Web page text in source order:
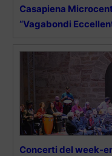
Casapiena
“Vagabondi
Concerti del week-